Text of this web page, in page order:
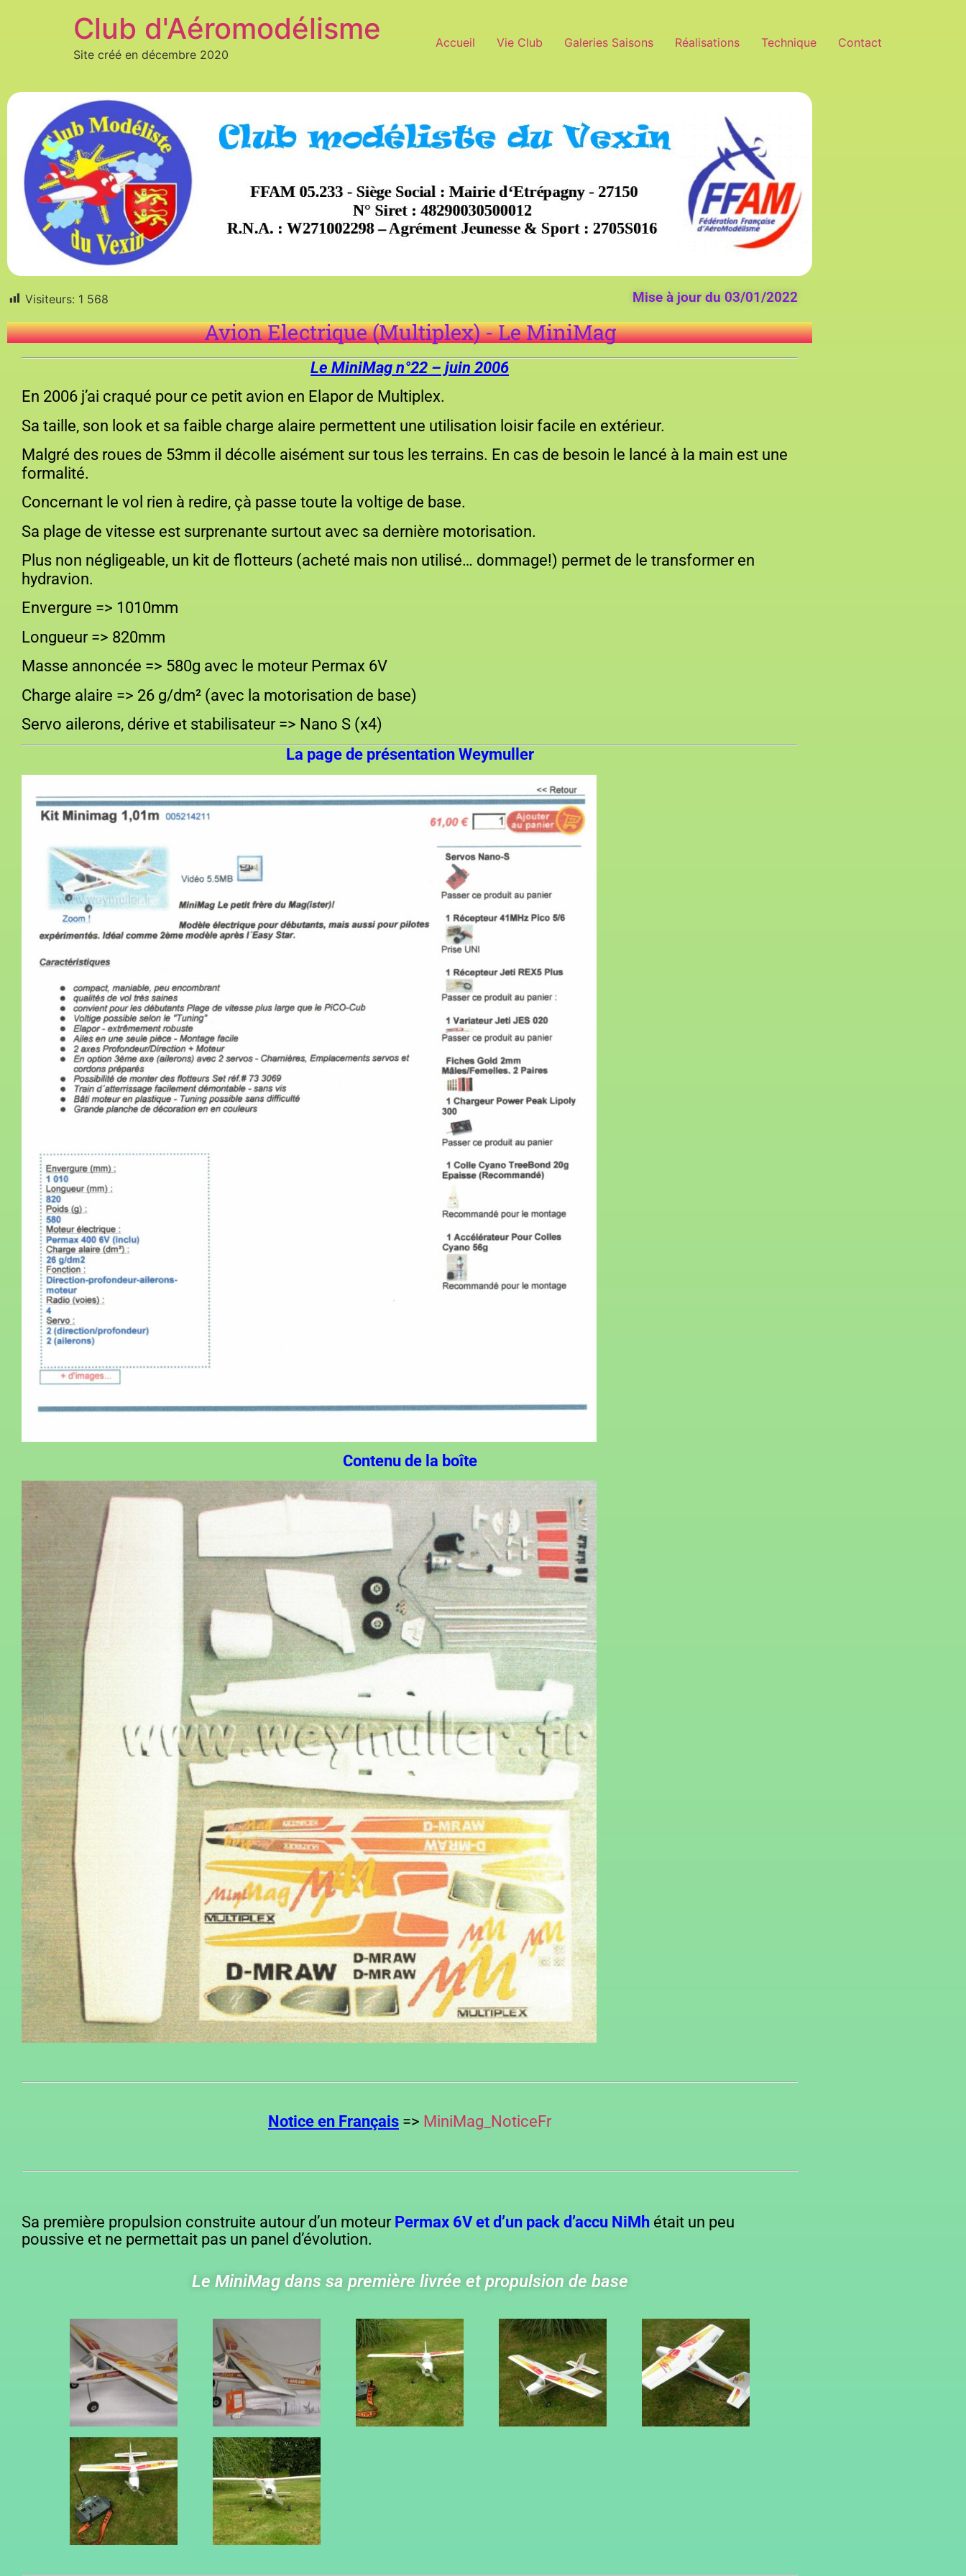
Club d'Aéromodélisme
Site créé en décembre 2020
Accueil Vie Club Galeries Saisons Réalisations Technique Contact
Visiteurs: 1 568 Mise à jour du 03/01/2022
Avion Electrique (Multiplex) - Le MiniMag
Le MiniMag n°22 – juin 2006
En 2006 j’ai craqué pour ce petit avion en Elapor de Multiplex.
Sa taille, son look et sa faible charge alaire permettent une utilisation loisir facile en extérieur.
Malgré des roues de 53mm il décolle aisément sur tous les terrains. En cas de besoin le lancé à la main est une
formalité.
Concernant le vol rien à redire, çà passe toute la voltige de base.
Sa plage de vitesse est surprenante surtout avec sa dernière motorisation.
Plus non négligeable, un kit de flotteurs (acheté mais non utilisé… dommage!) permet de le transformer en
hydravion.
Envergure => 1010mm
Longueur => 820mm
Masse annoncée => 580g avec le moteur Permax 6V
Charge alaire => 26 g/dm² (avec la motorisation de base)
Servo ailerons, dérive et stabilisateur => Nano S (x4)
La page de présentation Weymuller
Contenu de la boîte
Notice en Français => MiniMag_NoticeFr
Sa première propulsion construite autour d’un moteur Permax 6V et d’un pack d’accu NiMh était un peu
poussive et ne permettait pas un panel d’évolution.
Le MiniMag dans sa première livrée et propulsion de base